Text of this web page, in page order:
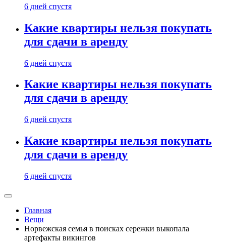
6 дней спустя
Какие квартиры нельзя покупать
для сдачи в аренду
6 дней спустя
Какие квартиры нельзя покупать
для сдачи в аренду
6 дней спустя
Какие квартиры нельзя покупать
для сдачи в аренду
6 дней спустя
Главная
Вещи
Норвежская семья в поисках сережки выкопала
артефакты викингов